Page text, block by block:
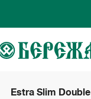
Estra Slim Double